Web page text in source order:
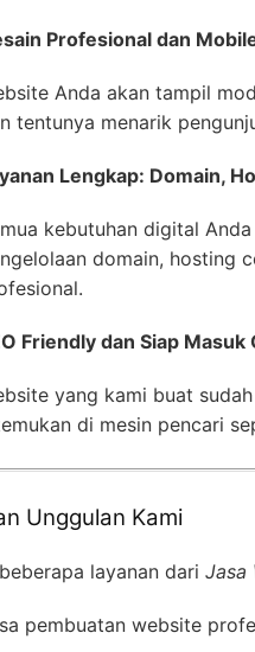
Profesional dan
Anda akan tampil
tentunya menarik
Lengkap: Domain,
kebutuhan digital
domain, hosting
Friendly dan Siap Masuk
yang kami buat
di mesin pencari
Unggulan Kami
layanan dari Jasa
pembuatan website